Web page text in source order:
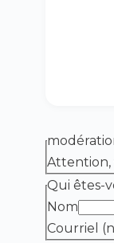
Attention,
Qui êtes-
Nom
Courriel